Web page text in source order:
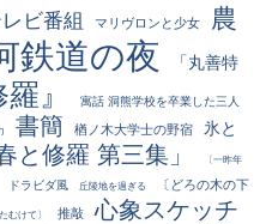
ビ番組 マリヴロンと少女
農
鉄道の夜
「丸善特
』 寓話 洞熊学校を卒業した三人
書簡 楢ノ木大学士の野宿
氷と
春と修羅 第三集」 〔一昨年
ドラビダ風 丘陵地を過ぎる
〔どろの木の下
むけて〕 推敲 心象スケッチ